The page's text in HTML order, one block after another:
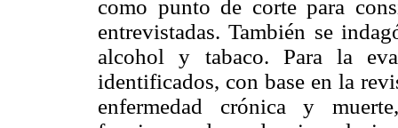
como punto de corte para
entrevistadas. También se
alcohol y tabaco. Para la
identificados, con base en la
enfermedad crónica y